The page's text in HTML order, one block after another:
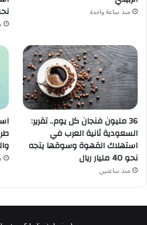
منذ ساعة واحدة
نحو 40
36 مليون فنجان كل يوم.. تقرير:
السعودية ثانية العرب في
استهلاك القهوة وسوقها يتجه
نحو 40 مليار ريال
منذ ساعتين